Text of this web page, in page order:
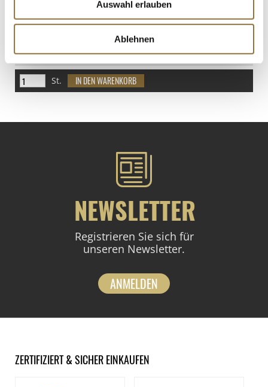
Auswahl erlauben
Ablehnen
LEBENSMITTELKENNZEICHNUNGEN
€ 22,84/ Liter
St.
NEWSLETTER
Registrieren Sie sich für
unseren Newsletter.
ANMELDEN
ZERTIFIZIERT & SICHER EINKAUFEN